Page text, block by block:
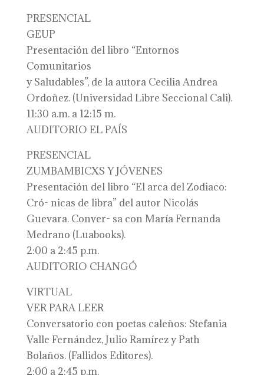
PRESENCIAL
GEUP
Presentación del libro “Entornos
Comunitarios
y Saludables”, de la autora Cecilia Andrea
Ordoñez. (Universidad Libre Seccional Cali).
11:30 a.m. a 12:15 m.
AUDITORIO EL PAÍS
PRESENCIAL
ZUMBAMBICXS Y JÓVENES
Presentación del libro “El arca del Zodiaco:
Cró- nicas de libra” del autor Nicolás
Guevara. Conver- sa con María Fernanda
Medrano (Luabooks).
2:00 a 2:45 p.m.
AUDITORIO CHANGÓ
VIRTUAL
VER PARA LEER
Conversatorio con poetas caleños: Stefania
Valle Fernández, Julio Ramírez y Path
Bolaños. (Fallidos Editores).
2:00 a 2:45 p.m.